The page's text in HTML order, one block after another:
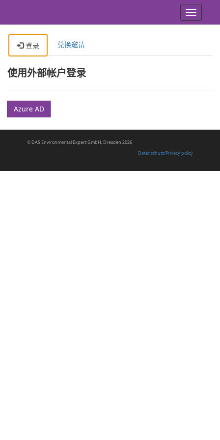
Toggle
navigation
登录 兑换邀请
使用外部帐户登录
Azure AD
© DAS En­vi­ron­men­tal Ex­pert GmbH, Dres­den 2026
Datenschutz/Privacy policy